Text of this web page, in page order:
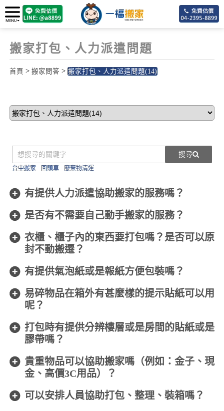
搬家打包、人力派遣問題
首頁 > 搬家問答 > 搬家打包、人力派遣問題(14)
搜尋
台中搬家 回頭車 廢棄物清運
有提供人力派遣協助搬家的服務嗎？
是否有不需要自己動手搬家的服務？
衣櫃、櫃子內的東西要打包嗎？是否可以原
封不動搬遷？
有提供氣泡紙或是報紙方便包裝嗎？
易碎物品在箱外有甚麼樣的提示貼紙可以用
呢？
打包時有提供分辨樓層或是房間的貼紙或是
膠帶嗎？
貴重物品可以協助搬家嗎（例如：金子、現
金、高價3C用品）？
可以安排人員協助打包、整理、裝箱嗎？